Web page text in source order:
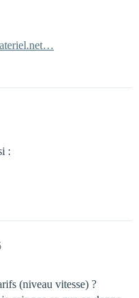
:
(niveau vitesse) ?